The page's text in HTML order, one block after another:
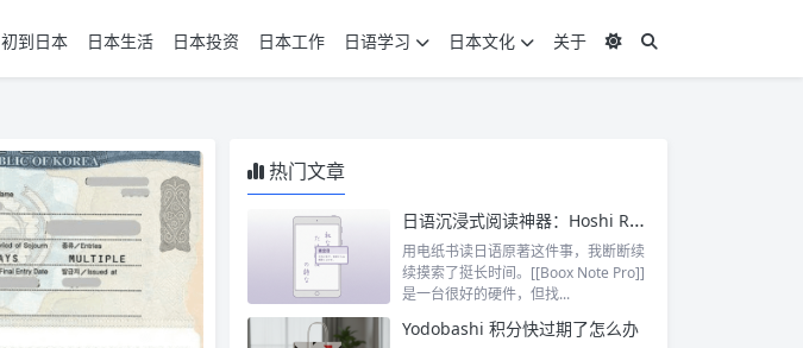
初到日本 日本生活 日本投资 日本工作 日语学习 日本文化 关于
热门文章
日语沉浸式阅读神器：Hoshi Reader Android 与 Chimahon
用电纸书读日语原著这件事，我断断续
续摸索了挺长时间。[[Boox Note Pro]]
是一台很好的硬件，但找...
Yodobashi 积分快过期了怎么办